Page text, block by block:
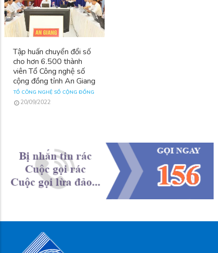
Tập huấn chuyển đổi số
cho hơn 6.500 thành
viên Tổ Công nghệ số
cộng đồng tỉnh An Giang
TỔ CÔNG NGHỆ SỐ CỘNG ĐỒNG
20/09/2022